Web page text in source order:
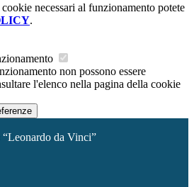
necessari al funzionamento potete
.
non possono essere
l'elenco nella pagina della cookie
da Vinci”